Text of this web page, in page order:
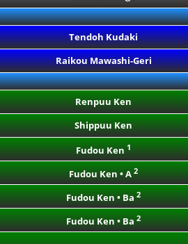
Tendoh Kudaki
Raikou Mawashi-Geri
Renpuu Ken
Shippuu Ken
Fudou Ken1
Fudou Ken • A2
Fudou Ken • Ba2
Fudou Ken • Ba2